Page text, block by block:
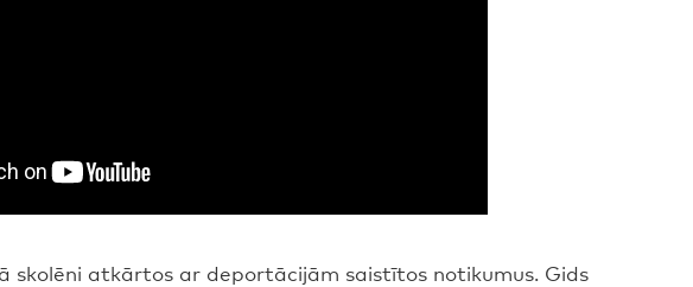
skolēni atkārtos ar deportācijām saistītos notikumus. Gids